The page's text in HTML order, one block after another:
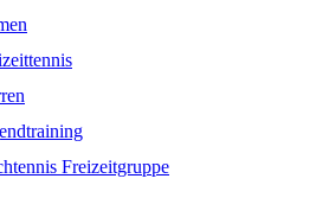
Freizeitgruppe